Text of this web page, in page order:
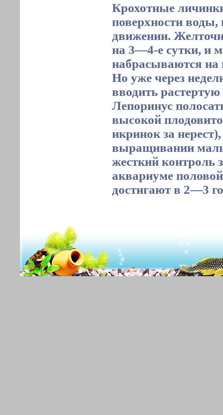
Крохотные
поверхности воды,
движении.
на 3—4-е сутки, и
набрасываются
Но уже через
вводить
Лепоринус
высокой
икринок за
выращивании
жесткий контроль
аквариуме
достигают в 2—3